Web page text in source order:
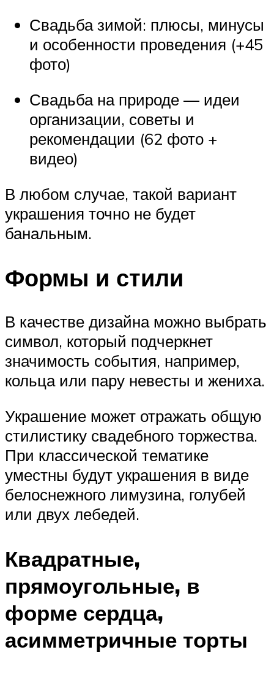
Свадьба зимой: плюсы, минусы
и особенности проведения (+45
фото)
Свадьба на природе — идеи
организации, советы и
рекомендации (62 фото +
видео)
В любом случае, такой вариант
украшения точно не будет
банальным.
Формы и стили
В качестве дизайна можно выбрать
символ, который подчеркнет
значимость события, например,
кольца или пару невесты и жениха.
Украшение может отражать общую
стилистику свадебного торжества.
При классической тематике
уместны будут украшения в виде
белоснежного лимузина, голубей
или двух лебедей.
Квадратные,
прямоугольные, в
форме сердца,
асимметричные торты